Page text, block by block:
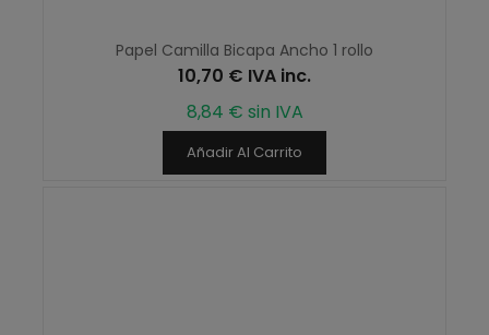
Papel Camilla Bicapa Ancho 1 rollo
10,70 € IVA inc.
8,84 € sin IVA
Añadir Al Carrito